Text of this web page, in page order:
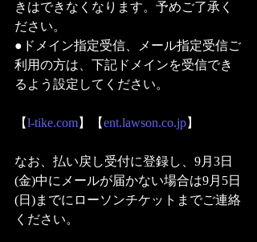
きはできなくなります。予めご了承く
ださい。
●ドメイン指定受信、メール指定受信ご
利用の方は、下記ドメインを受信でき
るよう設定してください。
【l-tike.com】【ent.lawson.co.jp】
なお、払い戻し受付に登録し、9月3日
(金)中にメールが届かない場合は9月5日
(日)までにローソンチケットまでご連絡
ください。